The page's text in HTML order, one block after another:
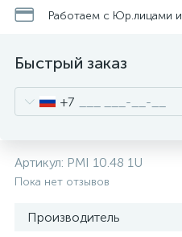
Работаем с Юр.лицами
Быстрый заказ
+7
Артикул: PMI 10.48 1U
Пока нет отзывов
Производитель